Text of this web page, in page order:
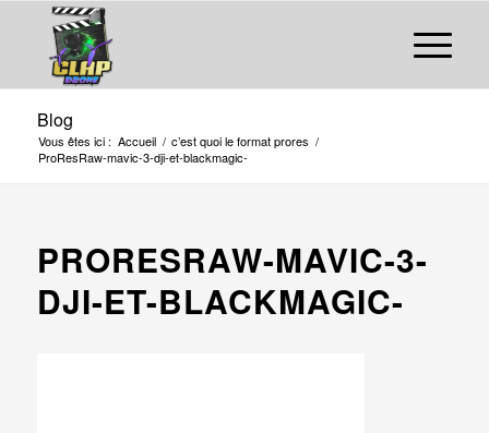
Blog
Vous êtes ici : Accueil / c’est quoi le format prores /
ProResRaw-mavic-3-dji-et-blackmagic-
PRORESRAW-MAVIC-3-
DJI-ET-BLACKMAGIC-